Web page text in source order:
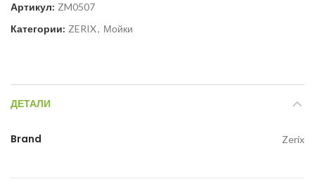
Артикул: ZM0507
Категории: ZERIX, Мойки
ДЕТАЛИ
Brand Zerix